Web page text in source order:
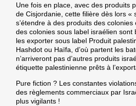
Une fois en place, avec des produits
de Cisjordanie, cette filière dès lors «
s’étendre à des produits des colonies
des colonies sous label israélien sont
les exporter sous label Produit
Hashdot ou Haïfa, d’où partent les
n’arriveront pas d’autres produits
étiquette palestinienne prêts à
Pure fiction ? Les constantes
des règlements commerciaux par
plus vigilants !